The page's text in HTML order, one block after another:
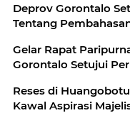
Deprov Gorontalo
Tentang
Gelar Rapat
Gorontalo Setujui
Reses di
Kawal Aspirasi